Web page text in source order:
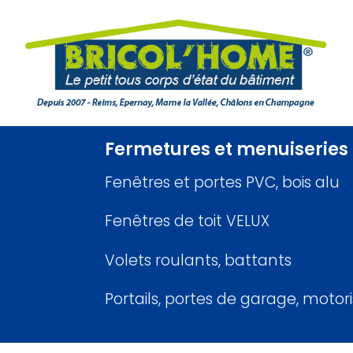
Fermetures et menuiseries
Fenêtres et portes PVC, bois alu
Fenêtres de toit VELUX
Volets roulants, battants